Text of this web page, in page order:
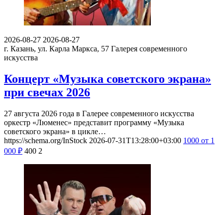
2026-08-27 2026-08-27
г. Казань, ул. Карла Маркса, 57 Галерея современного
искусства
Концерт «Музыка советского экрана»
при свечах 2026
27 августа 2026 года в Галерее современного искусства
оркестр «Люменес» представит программу «Музыка
советского экрана» в цикле…
https://schema.org/InStock 2026-07-31T13:28:00+03:00 1000 от 1
000 ₽ 400 2